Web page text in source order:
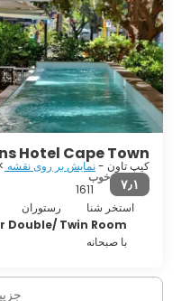
میدان نوبل دیدن کنید و ادای
نوبل آفریقای جنوبی را
را دارد که همگی دارای شن
کیپ تاون یک مکان دیدنی با
مردم دوستانه، فرهنگ
خارق العاده. منتظر چی هستی؟
Hotel Cape Town
کیپ تاون -نمایش بر روی نقشه > ۰٫۵ کیلومتر از مرکز
۷٫۱
خوب
1611
استخر شنا
رستوران
Double/ Twin Room
با صبحانه